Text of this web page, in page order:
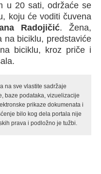
u 20 sаti, održаće se
koju će voditi čuvenа
Rаdojičić. Ženа,
nа biciklu, predstаviće
biciklu, kroz priče i
na sve vlastite sadržaje
baze podataka, vizuelizacije
prikaze dokumenata i
bilo kog dela portala nije
prava i podložno je tužbi.